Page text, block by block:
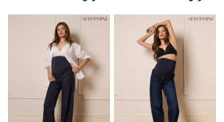
Resort Styles
Boys' Holiday Shop
Boys' Travel Styles
Sunset Styles
Occasionwear
Sets & Outfits
Linen Collection
Tops & T-Shirts
Shirts
Polo Shirts
Swimwear